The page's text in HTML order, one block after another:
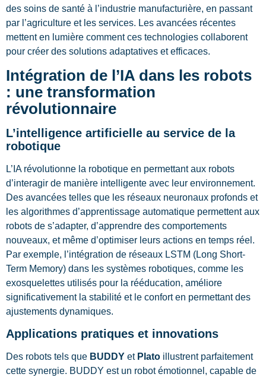
des soins de santé à l’industrie manufacturière, en passant
par l’agriculture et les services. Les avancées récentes
mettent en lumière comment ces technologies collaborent
pour créer des solutions adaptatives et efficaces.
Intégration de l’IA dans les robots
: une transformation
révolutionnaire
L’intelligence artificielle au service de la
robotique
L’IA révolutionne la robotique en permettant aux robots
d’interagir de manière intelligente avec leur environnement.
Des avancées telles que les réseaux neuronaux profonds et
les algorithmes d’apprentissage automatique permettent aux
robots de s’adapter, d’apprendre des comportements
nouveaux, et même d’optimiser leurs actions en temps réel.
Par exemple, l’intégration de réseaux LSTM (Long Short-
Term Memory) dans les systèmes robotiques, comme les
exosquelettes utilisés pour la rééducation, améliore
significativement la stabilité et le confort en permettant des
ajustements dynamiques.
Applications pratiques et innovations
Des robots tels que BUDDY et Plato illustrent parfaitement
cette synergie. BUDDY est un robot émotionnel, capable de